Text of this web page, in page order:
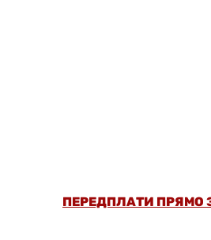
ПЕРЕДПЛАТИ ПРЯМО